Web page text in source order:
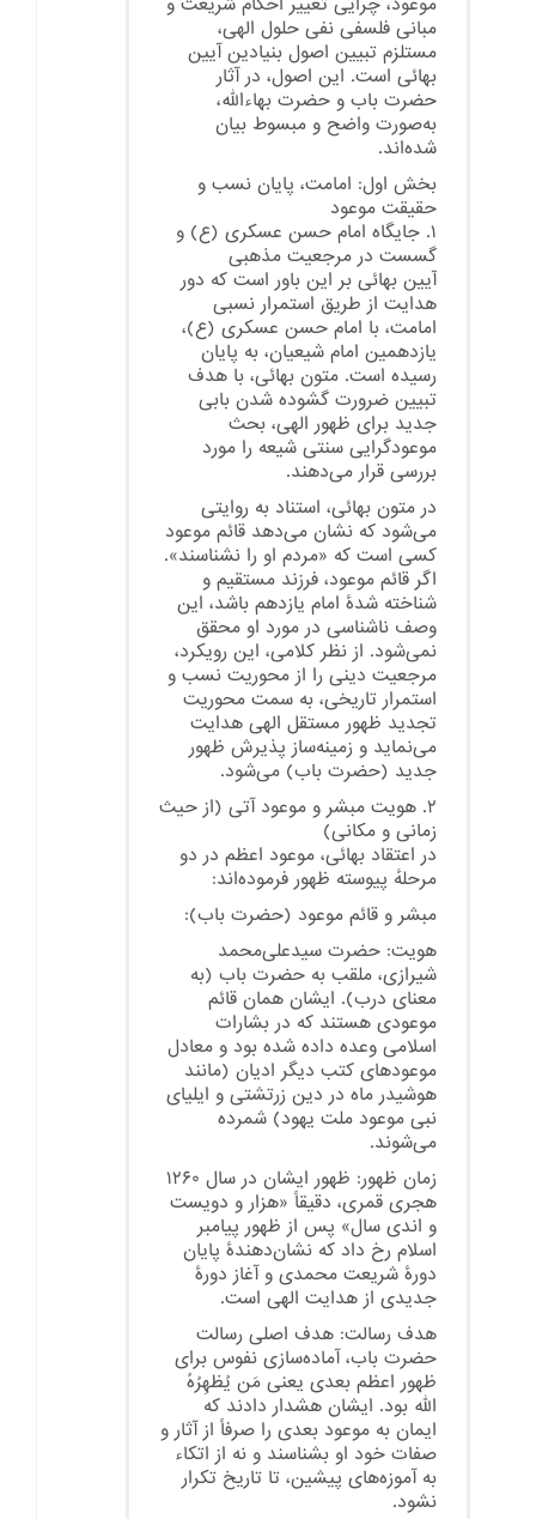
مبانی فلسفی نفی حلول الهی،
مستلزم تبیین اصول بنیادین آیین
بهائی است. این اصول، در آثار
حضرت باب و حضرت بهاءالله،
به‌صورت واضح و مبسوط بیان
شده‌اند.
بخش اول: امامت، پایان نسب و
حقیقت موعود
۱. جایگاه امام حسن عسکری (ع) و
گسست در مرجعیت مذهبی
آیین بهائی بر این باور است که دور
هدایت از طریق استمرار نسبی
امامت، با امام حسن عسکری (ع)،
یازدهمین امام شیعیان، به پایان
رسیده است. متون بهائی، با هدف
تبیین ضرورت گشوده شدن بابی
جدید برای ظهور الهی، بحث
موعودگرایی سنتی شیعه را مورد
بررسی قرار می‌دهند.
در متون بهائی، استناد به روایتی
می‌شود که نشان می‌دهد قائم موعود
کسی است که «مردم او را نشناسند».
اگر قائم موعود، فرزند مستقیم و
شناخته شدهٔ امام یازدهم باشد، این
وصف ناشناسی در مورد او محقق
نمی‌شود. از نظر کلامی، این رویکرد،
مرجعیت دینی را از محوریت نسب و
استمرار تاریخی، به سمت محوریت
تجدید ظهور مستقل الهی هدایت
می‌نماید و زمینه‌ساز پذیرش ظهور
جدید (حضرت باب) می‌شود.
۲. هویت مبشر و موعود آتی (از حیث
زمانی و مکانی)
در اعتقاد بهائی، موعود اعظم در دو
مرحلهٔ پیوسته ظهور فرموده‌اند:
مبشر و قائم موعود (حضرت باب):
هویت: حضرت سیدعلی‌محمد
شیرازی، ملقب به حضرت باب (به
معنای درب). ایشان همان قائم
موعودی هستند که در بشارات
اسلامی وعده داده شده بود و معادل
موعودهای کتب دیگر ادیان (مانند
هوشیدر ماه در دین زرتشتی و ایلیای
نبی موعود ملت یهود) شمرده
می‌شوند.
زمان ظهور: ظهور ایشان در سال ۱۲۶۰
هجری قمری، دقیقاً «هزار و دویست
و اندی سال» پس از ظهور پیامبر
اسلام رخ داد که نشان‌دهندهٔ پایان
دورهٔ شریعت محمدی و آغاز دورهٔ
جدیدی از هدایت الهی است.
هدف رسالت: هدف اصلی رسالت
حضرت باب، آماده‌سازی نفوس برای
ظهور اعظم بعدی یعنی مَن یُظهِرُهُ
الله بود. ایشان هشدار دادند که
ایمان به موعود بعدی را صرفاً از آثار و
صفات خود او بشناسند و نه از اتکاء
به آموزه‌های پیشین، تا تاریخ تکرار
نشود.